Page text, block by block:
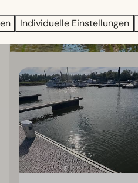
Individuelle Einstellungen